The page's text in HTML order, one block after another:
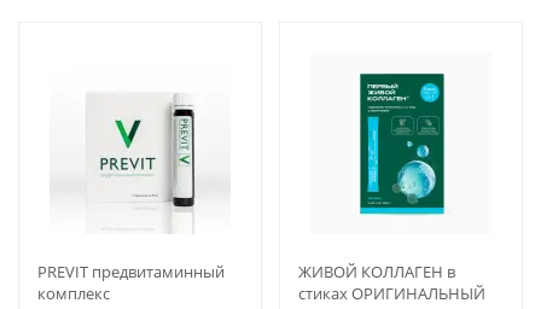
PREVIT предвитаминный
комплекс
ЖИВОЙ КОЛЛАГЕН в
стиках ОРИГИНАЛЬНЫЙ